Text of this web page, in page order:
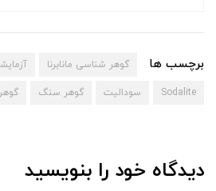
برچسب ها گوهر شناسی مانابرنا
Sodalite سودالیت گوهر سنگ گوهر
دیدگاه خود را بنویسید